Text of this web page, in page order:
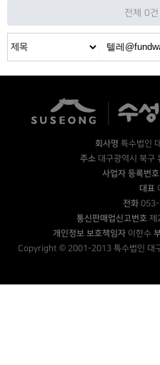
전체 0건
회사명 특수법인
주소대구광역시 북구
사업자 등록번호
대표
전화053-
통신판매업신고번호 제
개인정보 보호책임자 이한수
Copyright © 2001-2013 특수법인 대